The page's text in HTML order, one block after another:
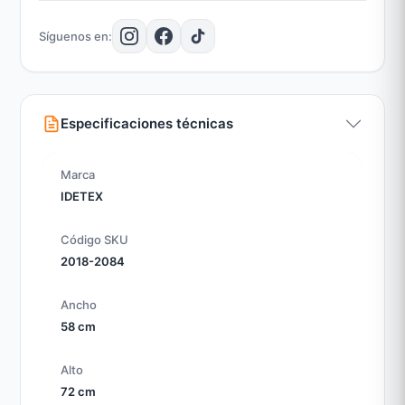
Especificaciones técnicas
Marca
IDETEX
Código SKU
2018-2084
Ancho
58 cm
Alto
72 cm
directa o luz solar prolongada, y limpia
regularmente con un paño seco para mantener la
calidad de la madera.
Síguenos en: